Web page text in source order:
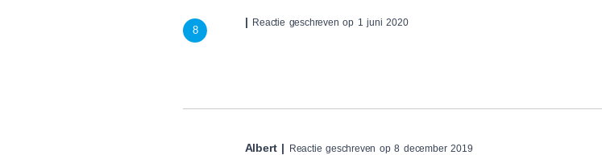
8
| Reactie geschreven op 1 juni 2020
Albert | Reactie geschreven op 8 december 2019